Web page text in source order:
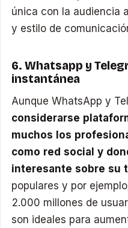
única con la audiencia
y estilo de
6. Whatsapp y
instantánea
Aunque WhatsApp y
considerarse
muchos los
como red social y
interesante sobre su
populares y por
2.000 millones de
son ideales para